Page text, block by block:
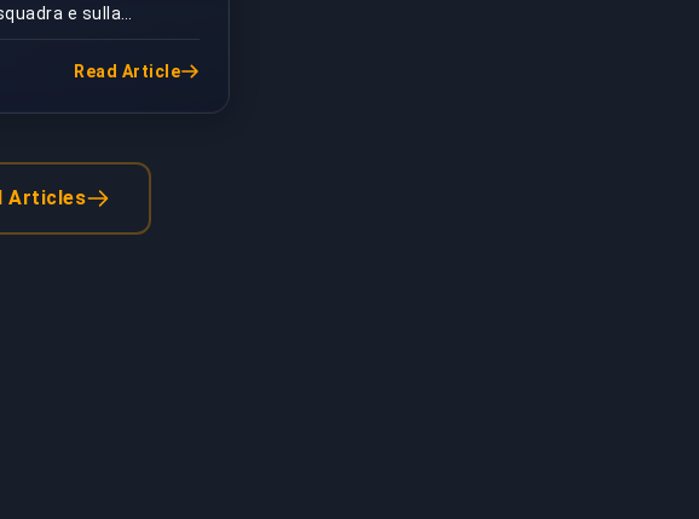
e sulla
questo motivo che è
funzionano...
Read Article
Articles